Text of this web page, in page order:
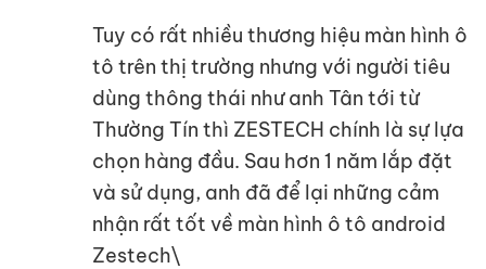
Tuy có rất nhiều thương hiệu màn hình ô
tô trên thị trường nhưng với người tiêu
dùng thông thái như anh Tân tới từ
Thường Tín thì ZESTECH chính là sự lựa
chọn hàng đầu. Sau hơn 1 năm lắp đặt
và sử dụng, anh đã để lại những cảm
nhận rất tốt về màn hình ô tô android
Zestech\